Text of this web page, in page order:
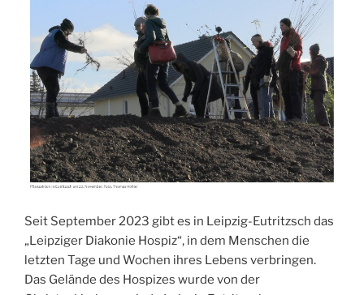
Seit September 2023 gibt es in Leipzig-Eutritzsch das
„Leipziger Diakonie Hospiz“, in dem Menschen die
letzten Tage und Wochen ihres Lebens verbringen.
Das Gelände des Hospizes wurde von der